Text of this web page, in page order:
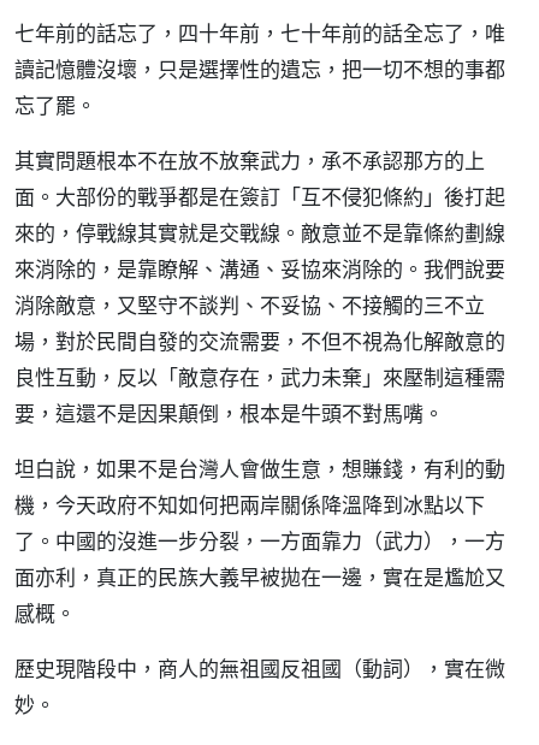
七年前的話忘了，四十年前，七十年前的話全忘了，唯
讀記憶體沒壞，只是選擇性的遺忘，把一切不想的事都
忘了罷。
其實問題根本不在放不放棄武力，承不承認那方的上
面。大部份的戰爭都是在簽訂「互不侵犯條約」後打起
來的，停戰線其實就是交戰線。敵意並不是靠條約劃線
來消除的，是靠瞭解、溝通、妥協來消除的。我們說要
消除敵意，又堅守不談判、不妥協、不接觸的三不立
場，對於民間自發的交流需要，不但不視為化解敵意的
良性互動，反以「敵意存在，武力未棄」來壓制這種需
要，這還不是因果顛倒，根本是牛頭不對馬嘴。
坦白說，如果不是台灣人會做生意，想賺錢，有利的動
機，今天政府不知如何把兩岸關係降溫降到冰點以下
了。中國的沒進一步分裂，一方面靠力（武力），一方
面亦利，真正的民族大義早被拋在一邊，實在是尷尬又
感概。
歷史現階段中，商人的無祖國反祖國（動詞），實在微
妙。